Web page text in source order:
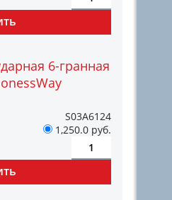
6-гранная
S03A6124
1,250.0 руб.